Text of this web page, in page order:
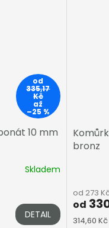
od
335,17
Kč
až
–25 %
10 mm
Skladem
DETAIL
bronz
od 273
od
Měrná
314,60